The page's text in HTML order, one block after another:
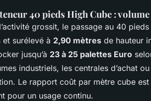
40 pieds High Cube :
grossit, le passage au 40
et surélevé à 2,90 mètres de hauteur
jusqu’à 23 à 25 palettes Euro
industriels, les centrales d’achat
Le rapport coût par mètre cube
pour un usage continu.